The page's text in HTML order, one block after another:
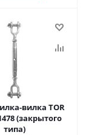
вилка TOR
(закрытого
типа)